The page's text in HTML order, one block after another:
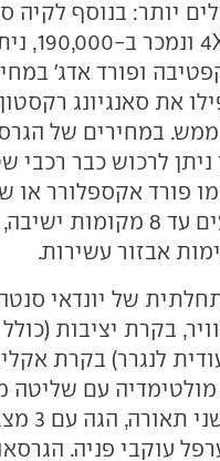
יותר: בנוסף לקיה
4 ונמכר
ופורד אדג'
את סאנגיונג
במחירים של
ניתן לרכוש כבר רכבי
פורד אקספלורר או
טראוורס, שמציעים עד 8
אבזור עשירות.
של יונדאי
אוויר, בקרת יציבות
לנגרר) בקרת
עם שליטה
בקרת שיוט, חיישני
עוקבי פניה.